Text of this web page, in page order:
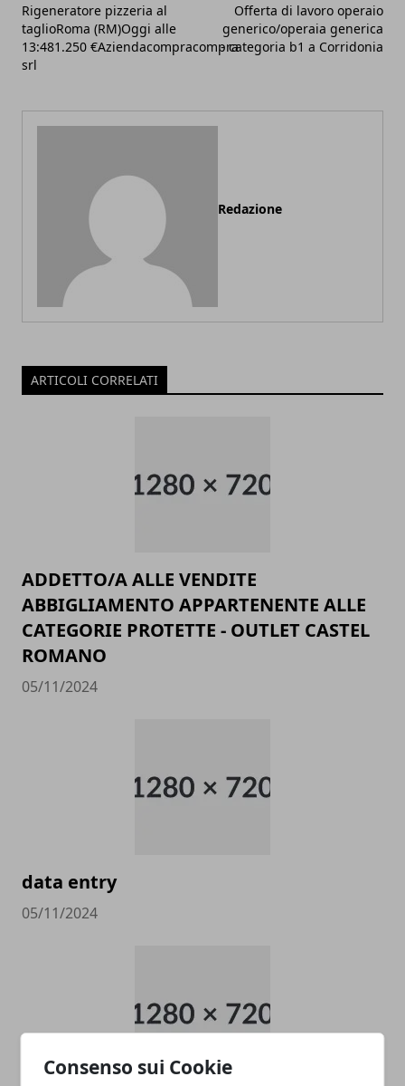
Consenso sui Cookie
Rigeneratore pizzeria al
taglioRoma (RM)Oggi alle
13:481.250 €Aziendacompracompra
srl
Offerta di lavoro operaio
generico/operaia generica
- categoria b1 a Corridonia
Redazione
ARTICOLI CORRELATI
ADDETTO/A ALLE VENDITE
ABBIGLIAMENTO APPARTENENTE ALLE
CATEGORIE PROTETTE - OUTLET CASTEL
ROMANO
05/11/2024
data entry
05/11/2024